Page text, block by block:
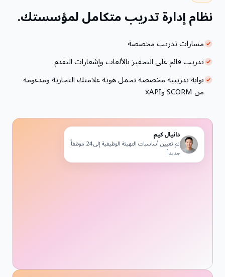
نظام إدارة تدريب متكامل لمؤسستك.
مسارات تدريب مخصصة
تدريب قائم على التحفيز بالألعاب وإشعارات التقدم
بوابة تدريبية مخصصة تحمل هوية علامتك التجارية ومدعومة
من SCORM وxAPI
دانيال كيم
تم تعيين أساسيات التهيئة الوظيفية إلى 24 موظفاً
جديداً